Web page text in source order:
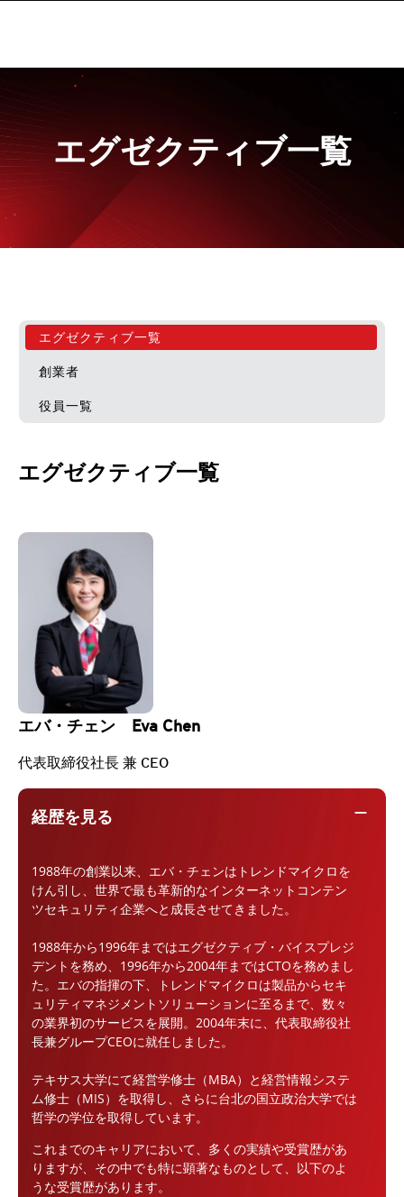
エグゼクティブ一覧
エグゼクティブ一覧
創業者
役員一覧
エグゼクティブ一覧
エバ・チェン Eva Chen
代表取締役社長 兼 CEO
経歴を見る remove
1988年の創業以来、エバ・チェンはトレンドマイクロを
けん引し、世界で最も革新的なインターネットコンテン
ツセキュリティ企業へと成長させてきました。
1988年から1996年まではエグゼクティブ・バイスプレジ
デントを務め、1996年から2004年まではCTOを務めまし
た。エバの指揮の下、トレンドマイクロは製品からセキ
ュリティマネジメントソリューションに至るまで、数々
の業界初のサービスを展開。2004年末に、代表取締役社
長兼グループCEOに就任しました。
テキサス大学にて経営学修士（MBA）と経営情報システ
ム修士（MIS）を取得し、さらに台北の国立政治大学では
哲学の学位を取得しています。
これまでのキャリアにおいて、多くの実績や受賞歴があ
りますが、その中でも特に顕著なものとして、以下のよ
うな受賞歴があります。